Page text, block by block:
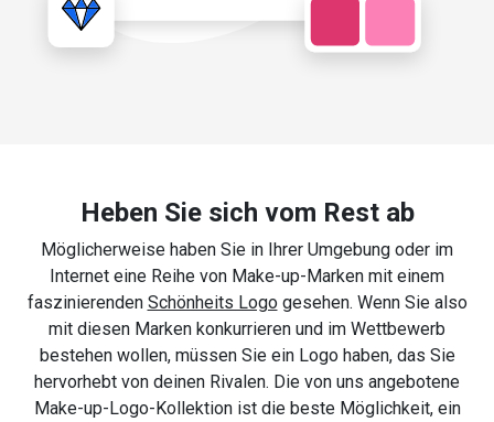
Heben Sie sich vom Rest ab
Möglicherweise haben Sie in Ihrer Umgebung oder im
Internet eine Reihe von Make-up-Marken mit einem
faszinierenden Schönheits Logogesehen. Wenn Sie also
mit diesen Marken konkurrieren und im Wettbewerb
bestehen wollen, müssen Sie ein Logo haben, das Sie
hervorhebt von deinen Rivalen. Die von uns angebotene
Make-up-Logo-Kollektion ist die beste Möglichkeit, ein